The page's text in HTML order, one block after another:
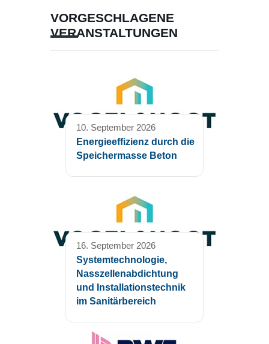
VORGESCHLAGENE
VERANSTALTUNGEN
10. September 2026
Energieeffizienz durch die
Speichermasse Beton
16. September 2026
Systemtechnologie,
Nasszellenabdichtung
und Installationstechnik
im Sanitärbereich